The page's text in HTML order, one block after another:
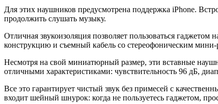
Для этих наушников предусмотрена поддержка iPhone.
продолжить слушать музыку.
Отличная звукоизоляция позволяет пользоваться
конструкцию и съемный кабель со стереофоническим мини-
Несмотря на свой миниатюрный размер, эти вставные
отличными характеристиками: чувствительность 96 дБ,
Все это гарантирует чистый звук без примесей с
входит шейный шнурок: когда не пользуетесь гаджетом,